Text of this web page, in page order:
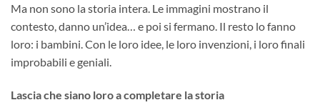
Ma non sono la storia intera. Le immagini mostrano il
contesto, danno un’idea… e poi si fermano. Il resto lo fanno
loro: i bambini. Con le loro idee, le loro invenzioni, i loro finali
improbabili e geniali.
Lascia che siano loro a completare la storia